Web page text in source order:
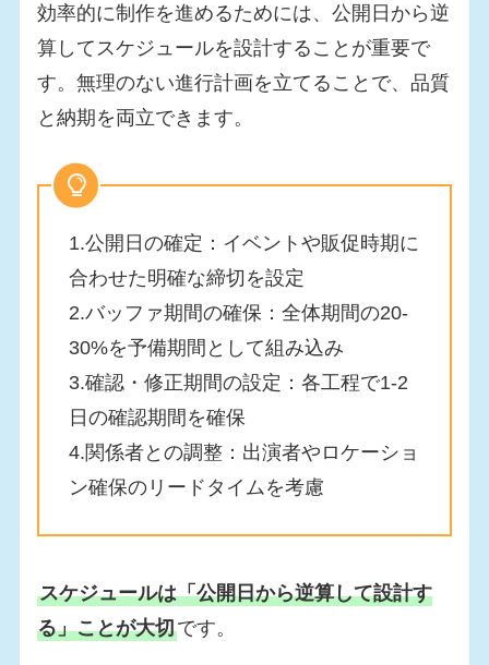
効率的に制作を進めるためには、公開日から逆
算してスケジュールを設計することが重要で
す。無理のない進行計画を立てることで、品質
と納期を両立できます。
1.公開日の確定：イベントや販促時期に
合わせた明確な締切を設定
2.バッファ期間の確保：全体期間の20-
30%を予備期間として組み込み
3.確認・修正期間の設定：各工程で1-2
日の確認期間を確保
4.関係者との調整：出演者やロケーショ
ン確保のリードタイムを考慮
スケジュールは「公開日から逆算して設計す
る」ことが大切です。